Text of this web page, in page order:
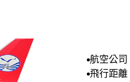
航空公司
空
飛行距